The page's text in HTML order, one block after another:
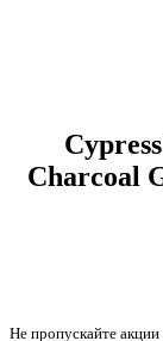
Charcoal
Не пропускайте